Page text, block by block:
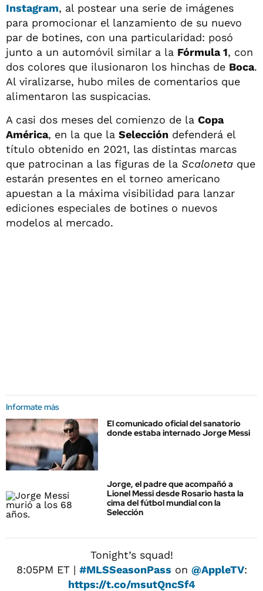
Instagram, al postear una serie de imágenes
para promocionar el lanzamiento de su nuevo
par de botines, con una particularidad: posó
junto a un automóvil similar a la Fórmula 1, con
dos colores que ilusionaron los hinchas de Boca.
Al viralizarse, hubo miles de comentarios que
alimentaron las suspicacias.
A casi dos meses del comienzo de la Copa
América, en la que la Selección defenderá el
título obtenido en 2021, las distintas marcas
que patrocinan a las figuras de la Scaloneta que
estarán presentes en el torneo americano
apuestan a la máxima visibilidad para lanzar
ediciones especiales de botines o nuevos
modelos al mercado.
Informate más
El comunicado oficial del sanatorio
donde estaba internado Jorge Messi
Jorge, el padre que acompañó a
Lionel Messi desde Rosario hasta la
cima del fútbol mundial con la
Selección
Tonight’s squad!
8:05PM ET | #MLSSeasonPass on @AppleTV:
https://t.co/msutQncSf4